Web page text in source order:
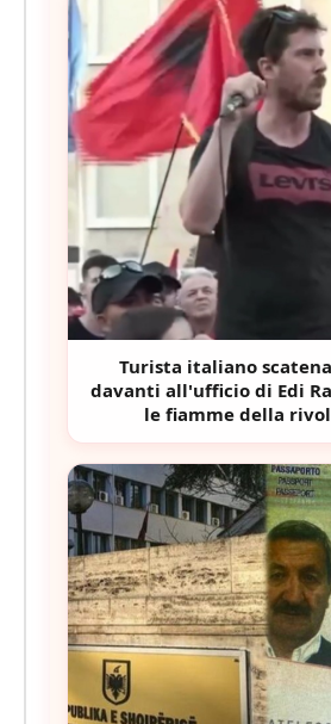
Turista italiano
davanti all'ufficio di Edi
le fiamme della